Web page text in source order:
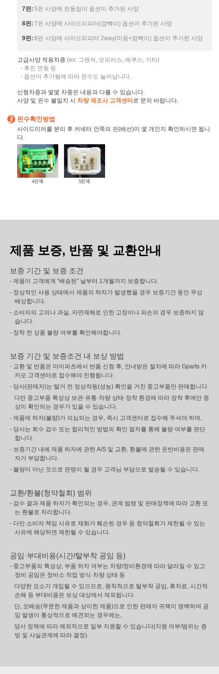
7핀: 5핀 사양에 전동접이 옵션이 추가된 사양
8핀: 7핀 사양에 사이드리피터(깜빡이) 옵션이 추가된 사양
9핀: 8핀 사양에 사이드리피터 2way(미등+깜빡이) 옵션이 추가된 사양
고급사양 적용차종 (ex: 그랜저, 오피러스, 에쿠스, 기타)
- 후진 연동 등
- 옵션이 추가됨에 따라 핀수도 늘어납니다.
신형차종과 몇몇 차종은 내용과 다를 수 있습니다.
사양 및 핀수 불일치 시 차량 제조사 고객센터 로 문의 바랍니다.
핀수확인방법
사이드미러를 분리 후 커넥터 안쪽의 핀(배선)이 몇 개인지 확인하시면 됩니
다.
제품 보증, 반품 및 교환안내
보증 기간 및 보증 조건
- 제품이 고객에게 “배송된” 날부터 1개월까지 보증합니다.
- 정상적인 사용 상태에서 제품의 하자가 발생했을 경우 보증기간 동안 무상
배상합니다.
- 소비자의 고의나 과실, 자연재해로 인한 고장이나 파손의 경우 보증하지 않
습니다.
- 장착 전 상품 불량 여부를 확인해야합니다.
보증 기간 및 보증조건 내 보상 방법
- 교환 및 반품은 마이파츠에서 반품 신청 후, 안내받은 절차에 따라 Gparts 카
카오 고객센터로 접수해야 진행됩니다.
- 당사(판매자)는 탈거 전 정상작동(성능) 확인을 거친 중고부품만 판매합니다.
다만 중고부품 특성상 보관·유통·차량 상태·장착 환경에 따라 장착 후에만 증
상이 확인되는 경우가 있을 수 있습니다.
- 제품에 하자(불량)가 의심되는 경우, 즉시 고객센터로 접수해 주셔야 하며,
- 당사는 회수 검수 또는 합리적인 방법의 확인 절차를 통해 불량 여부를 판단
합니다.
- 보증기간 내에 제품 하자에 관한 A/S 및 교환, 환불에 관한 운반비용은 판매
자가 부담합니다.
- 불량이 아닌 것으로 판명이 될 경우 고객님 부담으로 발송될 수 있습니다.
교환/환불(청약철회) 범위
- 검수 결과 제품 하자가 확인되는 경우, 관계 법령 및 판매정책에 따라 교환 또
는 환불로 처리합니다.
- 다만 소비자 책임 사유로 재화가 훼손된 경우 등 청약철회가 제한될 수 있는
사유에 해당하면 제한될 수 있습니다.
공임·부대비용(시간/탈부착 공임 등)
- 중고부품의 특성상, 부품 하자 여부는 차량/정비환경에 따라 달라질 수 있고
정비 공임은 정비소 작업 방식·차량 상태 등
다양한 요소가 개입될 수 있으므로, 원칙적으로 탈부착 공임, 휴차료, 시간적
손해 등 부대비용은 보상 대상에서 제외됩니다.
단, 오배송(주문한 제품과 상이한 제품)으로 인한 판매자 귀책이 명백하여 공
임 발생이 통상적으로 예견되는 경우에는,
당사 정책에 따라 예외적으로 일부 지원할 수 있습니다(지원 여부/범위는 증
빙 및 사실관계에 따라 결정).